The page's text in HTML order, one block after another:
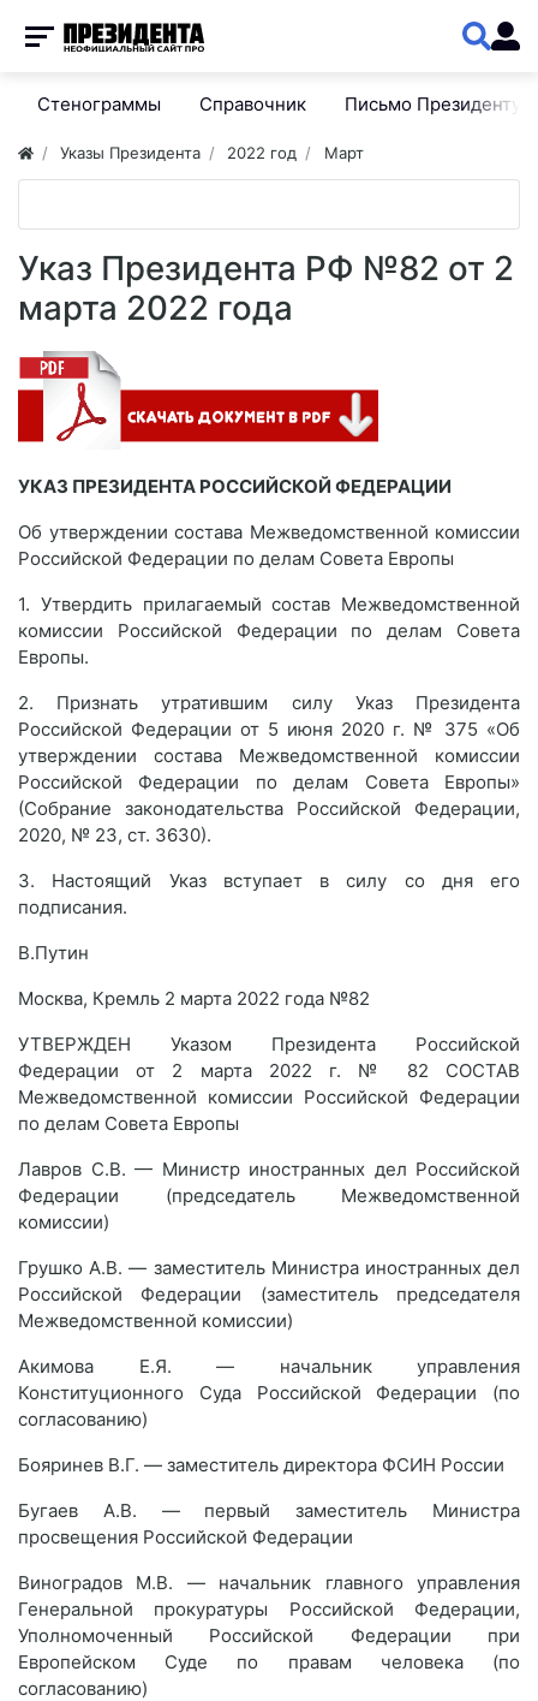
Стенограммы Справочник Письмо Президенту
Указы Президента 2022 год Март
Указ Президента РФ №82 от 2
марта 2022 года
УКАЗ ПРЕЗИДЕНТА РОССИЙСКОЙ ФЕДЕРАЦИИ
Об утверждении состава Межведомственной комиссии
Российской Федерации по делам Совета Европы
1. Утвердить прилагаемый состав Межведомственной
комиссии Российской Федерации по делам Совета
Европы.
2. Признать утратившим силу Указ Президента
Российской Федерации от 5 июня 2020 г. № 375 «Об
утверждении состава Межведомственной комиссии
Российской Федерации по делам Совета Европы»
(Собрание законодательства Российской Федерации,
2020, № 23, ст. 3630).
3. Настоящий Указ вступает в силу со дня его
подписания.
В.Путин
Москва, Кремль 2 марта 2022 года №82
УТВЕРЖДЕН Указом Президента Российской
Федерации от 2 марта 2022 г. № 82 СОСТАВ
Межведомственной комиссии Российской Федерации
по делам Совета Европы
Лавров С.В. — Министр иностранных дел Российской
Федерации (председатель Межведомственной
комиссии)
Грушко А.В. — заместитель Министра иностранных дел
Российской Федерации (заместитель председателя
Межведомственной комиссии)
Акимова Е.Я. — начальник управления
Конституционного Суда Российской Федерации (по
согласованию)
Бояринев В.Г. — заместитель директора ФСИН России
Бугаев А.В. — первый заместитель Министра
просвещения Российской Федерации
Виноградов М.В. — начальник главного управления
Генеральной прокуратуры Российской Федерации,
Уполномоченный Российской Федерации при
Европейском Суде по правам человека (по
согласованию)